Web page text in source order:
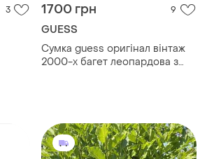
3 1700 грн 9
GUESS
Сумка guess оригінал вінтаж
2000-х багет леопардова з